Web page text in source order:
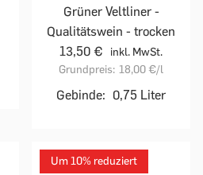
Grüner Veltliner -
Qualitätswein - trocken
13,50 €
inkl. MwSt.
Grundpreis: 18,00 €/l
Gebinde: 0,75 Liter
Um 10% reduziert